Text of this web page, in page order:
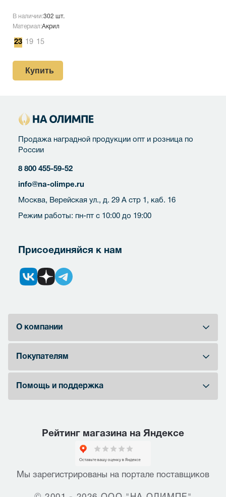
В наличии:302 шт.
Материал:Акрил
23 19 15
Купить
Продажа наградной продукции опт и розница по
России
8 800 455-59-52
info@na-olimpe.ru
Москва, Верейская ул., д. 29 А стр 1, каб. 16
Режим работы: пн-пт с 10:00 до 19:00
Присоединяйся к нам
О компании
Покупателям
Помощь и поддержка
Рейтинг магазина на Яндексе
Мы зарегистрированы на портале поставщиков